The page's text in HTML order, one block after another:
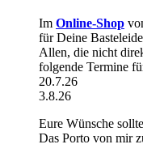
Im Online-Shop
für Deine
Allen, die nicht
folgende Termine
20.7.26
3.8.26
Eure Wünsche
Das Porto von mir